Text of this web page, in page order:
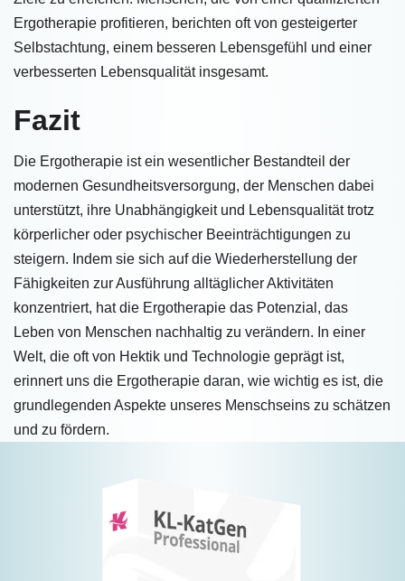
Ergotherapie profitieren, berichten oft von gesteigerter
Selbstachtung, einem besseren Lebensgefühl und einer
verbesserten Lebensqualität insgesamt.
Fazit
Die Ergotherapie ist ein wesentlicher Bestandteil der
modernen Gesundheitsversorgung, der Menschen dabei
unterstützt, ihre Unabhängigkeit und Lebensqualität trotz
körperlicher oder psychischer Beeinträchtigungen zu
steigern. Indem sie sich auf die Wiederherstellung der
Fähigkeiten zur Ausführung alltäglicher Aktivitäten
konzentriert, hat die Ergotherapie das Potenzial, das
Leben von Menschen nachhaltig zu verändern. In einer
Welt, die oft von Hektik und Technologie geprägt ist,
erinnert uns die Ergotherapie daran, wie wichtig es ist, die
grundlegenden Aspekte unseres Menschseins zu schätzen
und zu fördern.